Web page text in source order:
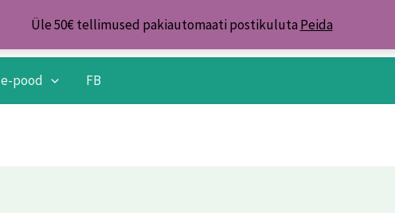
Üle 50€ tellimused pakiautomaati postikuluta Peida
e-pood FB